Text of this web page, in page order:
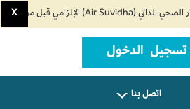
X
تسجيل الدخول
اتصل بنا